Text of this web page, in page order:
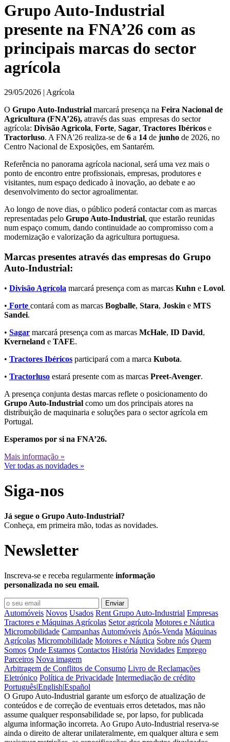
Grupo Auto-Industrial
presente na FNA’26 com as
principais marcas do sector
agrícola
29/05/2026 | Agrícola
O Grupo Auto-Industrial marcará presença na Feira Nacional de
Agricultura (FNA’26), através das suas empresas do sector
agrícola: Divisão Agricola, Forte, Sagar, Tractores Ibéricos e
Tractorluso. A FNA'26 realiza-se de 6 a 14 de junho de 2026, no
Centro Nacional de Exposições, em Santarém.
Referência no panorama agrícola nacional, será uma vez mais o
ponto de encontro entre profissionais, empresas, produtores e
visitantes, num espaço dedicado à inovação, ao debate e ao
desenvolvimento do sector agroalimentar.
Ao longo de nove dias, o público poderá contactar com as marcas
representadas pelo Grupo Auto-Industrial, que estarão reunidas
num espaço comum, dando continuidade ao compromisso com a
modernização e valorização da agricultura portuguesa.
Marcas presentes através das empresas do Grupo
Auto-Industrial:
• Divisão Agrícola marcará presença com as marcas Kuhn e Lovol.
• Forte contará com as marcas Bogballe, Stara, Joskin e MTS
Sandei.
• Sagar marcará presença com as marcas McHale, ID David,
Kverneland e TAFE.
• Tractores Ibéricos participará com a marca Kubota.
• Tractorluso estará presente com as marcas Preet-Avenger.
A presença conjunta destas marcas reflete o posicionamento do
Grupo Auto-Industrial como um dos principais atores na
distribuição de maquinaria e soluções para o sector agrícola em
Portugal.
Esperamos por si na FNA’26.
Mais informação »
Ver todas as novidades »
Siga-nos
Já segue o Grupo Auto-Industrial?
Conheça, em primeira mão, todas as novidades.
Newsletter
Inscreva-se e receba regularmente informação
personalizada no seu email.
Automóveis Novos Usados Rent Grupo Auto-Industrial Empresas
Tractores e Máquinas Agrícolas Setor agrícola Motores e Náutica
Micromobilidade Campanhas Automóveis Após-Venda Máquinas
Agrícolas Micromobilidade Motores e Náutica Sobre nós Quem
Somos Onde Estamos Contactos História Novidades Emprego
Parceiros Nova imagem
Arbitragem de Conflitos de Consumo Livro de Reclamações
Eletrónico Política de Privacidade Intermediação de crédito
Português|English|Español
O Grupo Auto-Industrial garante um esforço de atualização de
conteúdos e de correção de eventuais erros detetados, mas não
assume qualquer responsabilidade se, por lapso, for publicada
alguma informação incorreta. Ao Grupo Auto-Industrial reserva-se
ainda o direito de alterar unilateralmente, em qualquer altura e sem